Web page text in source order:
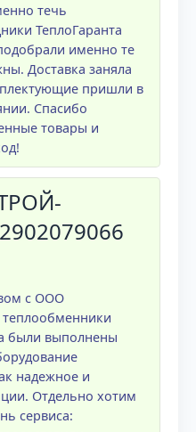
течь
ТеплоГаранта
именно те
Доставка заняла
пришли в
Спасибо
товары и
с ООО
теплообменники
были выполнены
надежное и
Отдельно хотим
сервиса: